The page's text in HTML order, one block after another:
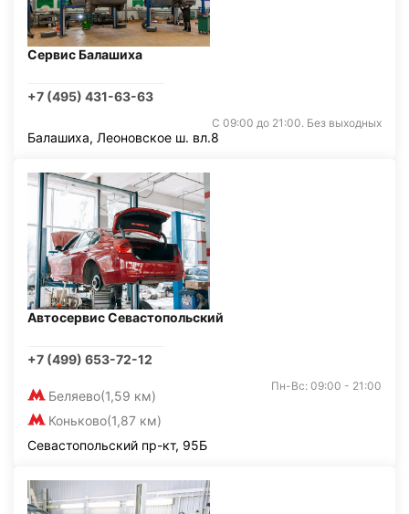
Сервис Балашиха
+7 (495) 431-63-63
С 09:00 до 21:00. Без выходных
Балашиха, Леоновское ш. вл.8
Автосервис Севастопольский
+7 (499) 653-72-12
Беляево(1,59 км)
Коньково(1,87 км)
Пн-Вс: 09:00 - 21:00
Севастопольский пр-кт, 95Б